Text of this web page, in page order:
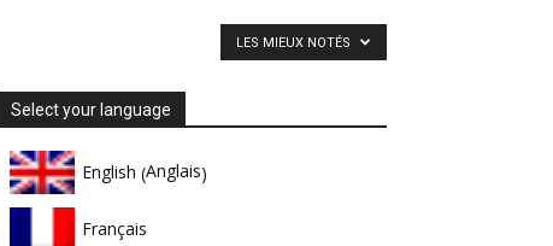
LES MIEUX NOTÉS
Select your language
English (Anglais)
Français